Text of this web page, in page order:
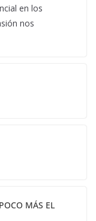
en los
nos
MÁS EL